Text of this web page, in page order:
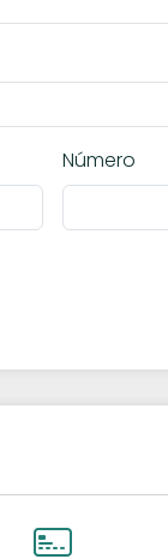
Número